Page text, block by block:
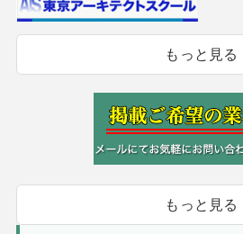
もっと見る
もっと見る